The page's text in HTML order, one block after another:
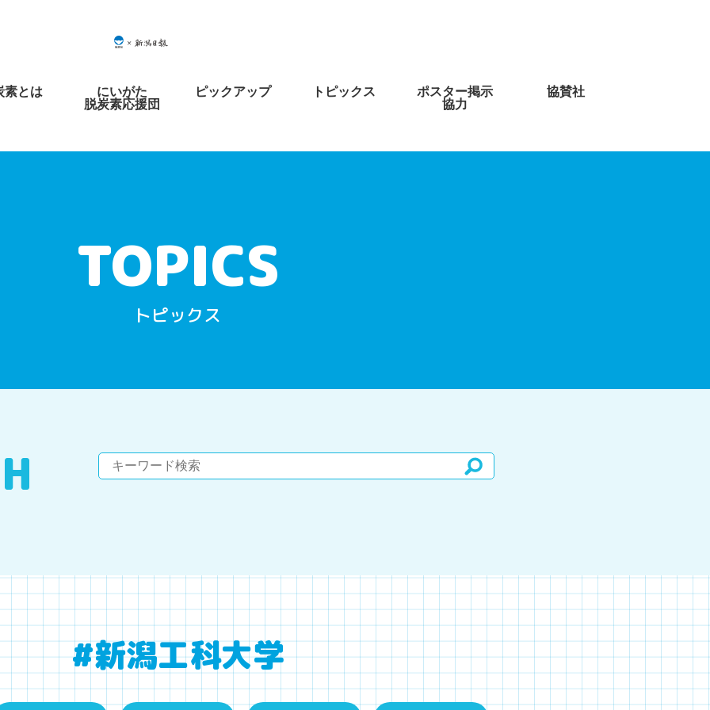
素とは
にいがた
脱炭素応援団
ピックアップ トピックス
ポスター掲示
協力
協賛社
トピックス
#新潟工科大学